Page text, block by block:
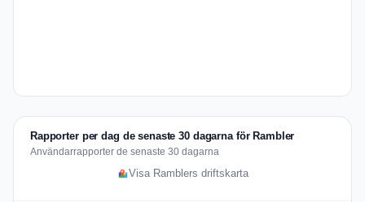
Rapporter per dag de senaste 30 dagarna för Rambler
Användarrapporter de senaste 30 dagarna
Visa Ramblers driftskarta